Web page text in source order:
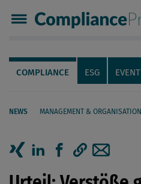
Compliance
Servicenavigation
Navigation
COMPLIANCE ESG
NEWS MANAGEMENT & ORGANISATION
Seiteninhalt
Artikel auf Xing
Artikel auf
Artikel auf